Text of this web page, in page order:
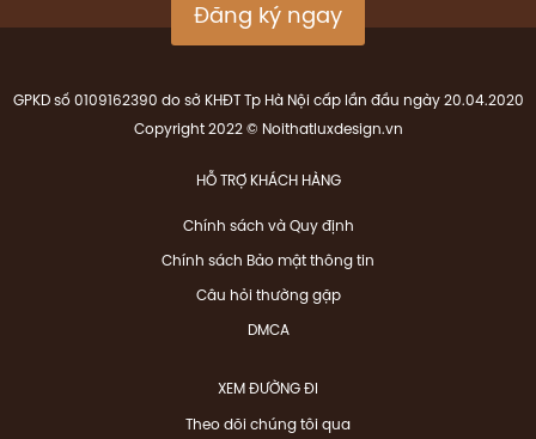
Đăng ký ngay
GPKD số 0109162390 do sở KHĐT Tp Hà Nội cấp lần đầu ngày 20.04.2020
Copyright 2022 © Noithatluxdesign.vn
HỖ TRỢ KHÁCH HÀNG
Chính sách và Quy định
Chính sách Bảo mật thông tin
Câu hỏi thường gặp
DMCA
XEM ĐƯỜNG ĐI
Theo dõi chúng tôi qua